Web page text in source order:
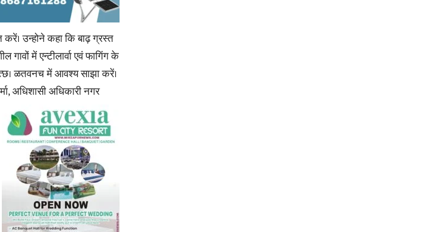
Paper
उन्होने कहा कि बाढ़ ग्रस्त
में एन्टीलार्वा एवं फागिंग के
ळतवनच में आवश्य साझा करें।
अधिशासी अधिकारीनगर